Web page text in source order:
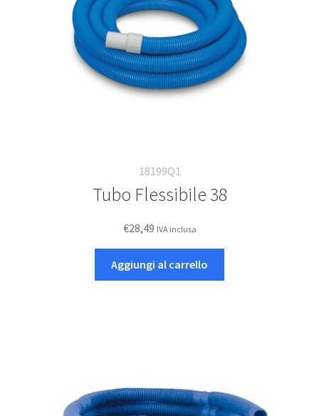
18199Q1
Tubo Flessibile 38
€28,49 IVA inclusa
Aggiungi al carrello